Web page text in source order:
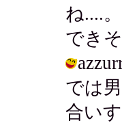
ね....
でき
では
合い